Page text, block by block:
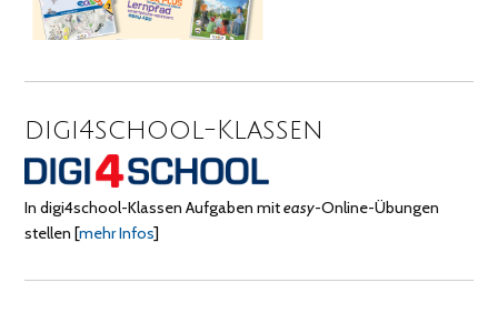
digi4school-Klassen
In digi4school-Klassen Aufgaben miteasy-Online-Übungen
stellen[mehr Infos]